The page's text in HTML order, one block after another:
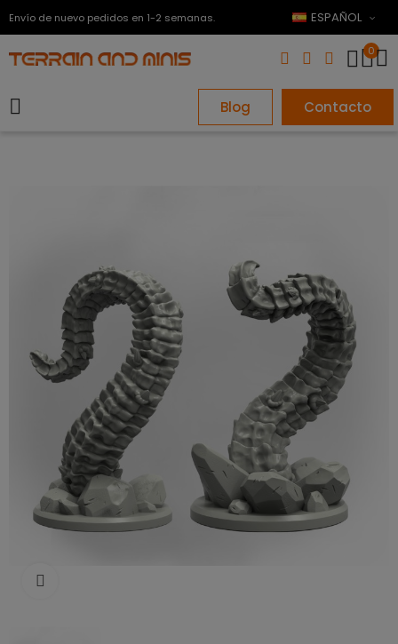
Envío de nuevo pedidos en 1-2 semanas. ESPAÑOL
0
Blog Contacto